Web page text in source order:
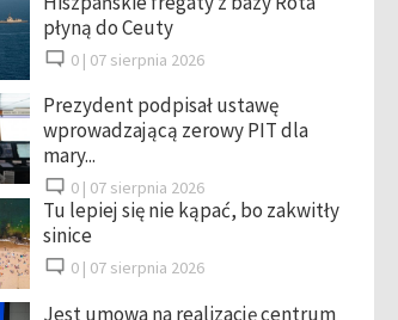
płyną do Ceuty
0 | 07 sierpnia 2026
Prezydent podpisał ustawę
wprowadzającą zerowy PIT dla
mary...
0 | 07 sierpnia 2026
Tu lepiej się nie kąpać, bo zakwitły
sinice
0 | 07 sierpnia 2026
Jest umowa na realizację centrum